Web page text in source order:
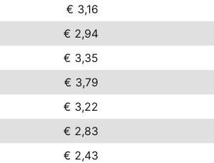
€ 3,16
€ 2,94
€ 3,35
€ 3,79
€ 3,22
€ 2,83
€ 2,43